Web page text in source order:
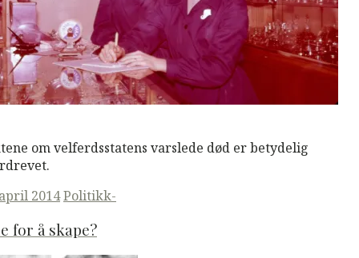
om velferdsstatens varslede død er betydelig
2014Politikk-
for å skape?